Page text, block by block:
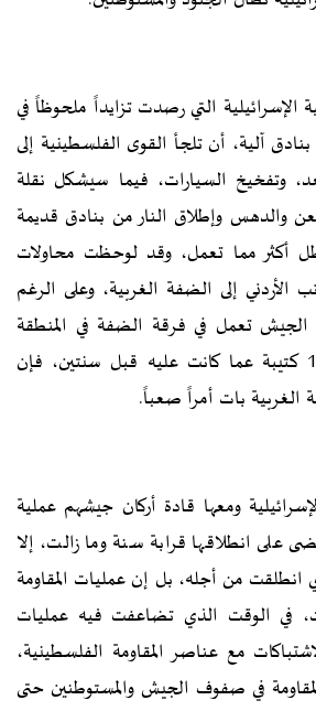
الإسرائيلية التي رصدت تزايداً ملحوظاً في
آلية، أن تلجأ القوى الفلسطينية إلى
وتفخيخ السيارات، فيما سيشكل نقلة
والدهس وإطلاق النار من بنادق قديمة
أكثر مما تعمل، وقد لوحظت محاولات
إلى الضفة الغربية، وعلى الرغم
من الجيش تعمل في فرقة الضفة في المنطقة
الوسطى، أي بزيادة 12 كتيبة عما كانت عليه قبل سنتين، فإن
بات أمراً صعباً.
ومعها قادة أركان جيشهم عملية
على انطلاقها قرابة سنة وما زالت، إلا
انطلقت من أجله، بل إن عمليات المقاومة
في الوقت الذي تضاعفت فيه عمليات
مع عناصر المقاومة الفلسطينية،
في صفوف الجيش والمستوطنين حتى